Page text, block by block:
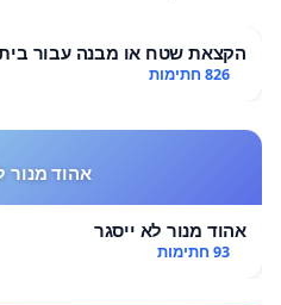
הקצאת שטח או מבנה עבור
826 חתימות
אהוד מנור
אהוד מנור לא ייסגר
93 חתימות